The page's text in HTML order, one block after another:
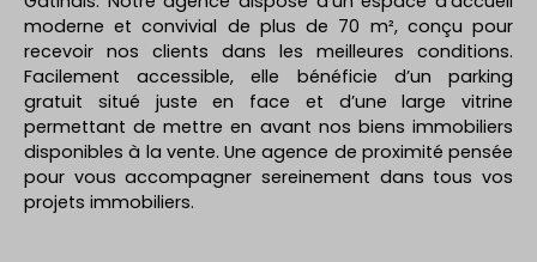
moderne et convivial de plus de 70 m², conçu pour
recevoir nos clients dans les meilleures conditions.
Facilement accessible, elle bénéficie d’un parking
gratuit situé juste en face et d’une large vitrine
permettant de mettre en avant nos biens immobiliers
disponibles à la vente. Une agence de proximité pensée
pour vous accompagner sereinement dans tous vos
projets immobiliers.